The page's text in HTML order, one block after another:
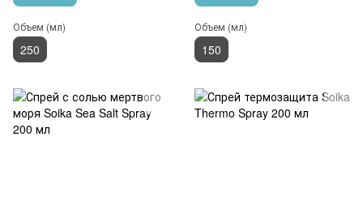
Объем (мл)
250
Объем (мл)
150